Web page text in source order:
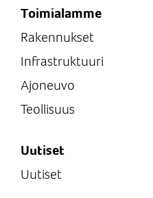
Toimialamme
Rakennukset
Infrastruktuuri
Ajoneuvo
Teollisuus
Uutiset
Uutiset